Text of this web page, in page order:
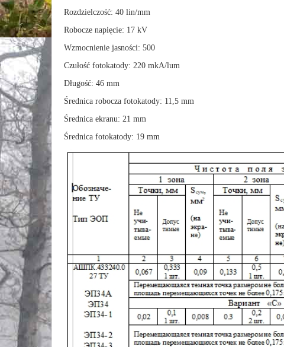
Rozdzielczość: 40 lin/mm
Robocze napięcie: 17 kV
Wzmocnienie jasności: 500
Czułość fotokatody: 220 mkA/lum
Długość: 46 mm
Średnica robocza fotokatody: 11,5 mm
Średnica ekranu: 21 mm
Średnica fotokatody: 19 mm